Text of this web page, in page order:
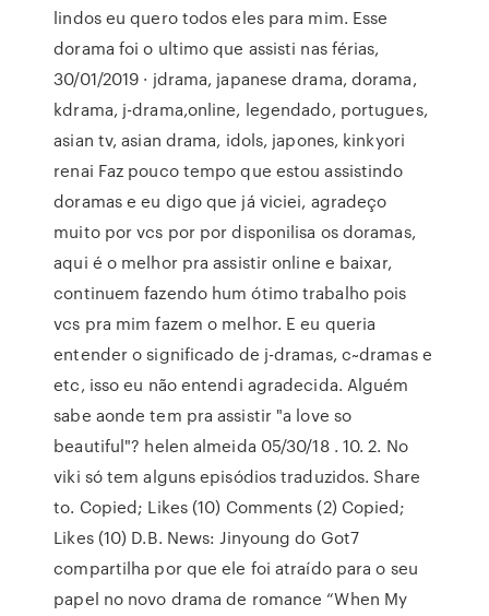
lindos eu quero todos eles para mim. Esse
dorama foi o ultimo que assisti nas férias,
30/01/2019 · jdrama, japanese drama, dorama,
kdrama, j-drama,online, legendado, portugues,
asian tv, asian drama, idols, japones, kinkyori
renai Faz pouco tempo que estou assistindo
doramas e eu digo que já viciei, agradeço
muito por vcs por por disponilisa os doramas,
aqui é o melhor pra assistir online e baixar,
continuem fazendo hum ótimo trabalho pois
vcs pra mim fazem o melhor. E eu queria
entender o significado de j-dramas, c~dramas e
etc, isso eu não entendi agradecida. Alguém
sabe aonde tem pra assistir "a love so
beautiful"? helen almeida 05/30/18 . 10. 2. No
viki só tem alguns episódios traduzidos. Share
to. Copied; Likes (10) Comments (2) Copied;
Likes (10) D.B. News: Jinyoung do Got7
compartilha por que ele foi atraído para o seu
papel no novo drama de romance “When My